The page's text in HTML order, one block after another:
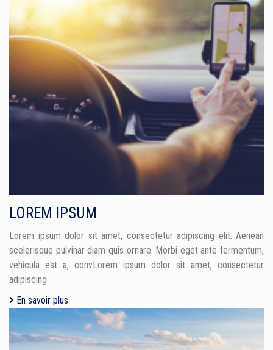
LOREM IPSUM
Lorem ipsum dolor sit amet, consectetur adipiscing elit. Aenean
scelerisque pulvinar diam quis ornare. Morbi eget ante fermentum,
vehicula est a, convLorem ipsum dolor sit amet, consectetur
adipiscing
En savoir plus